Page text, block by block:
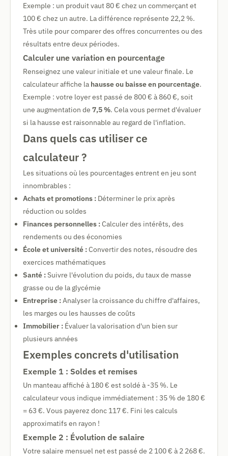
Exemple : un produit vaut 80 € chez un commerçant et
100 € chez un autre. La différence représente 22,2 %.
Très utile pour comparer des offres concurrentes ou des
résultats entre deux périodes.
Calculer une variation en pourcentage
Renseignez une valeur initiale et une valeur finale. Le
calculateur affiche la hausse ou baisse en pourcentage.
Exemple : votre loyer est passé de 800 € à 860 €, soit
une augmentation de 7,5 %. Cela vous permet d'évaluer
si la hausse est raisonnable au regard de l'inflation.
Dans quels cas utiliser ce
calculateur ?
Les situations où les pourcentages entrent en jeu sont
innombrables :
Achats et promotions : Déterminer le prix après
réduction ou soldes
Finances personnelles :Calculer des intérêts, des
rendements ou des économies
École et université :Convertir des notes, résoudre des
exercices mathématiques
Santé :Suivre l'évolution du poids, du taux de masse
grasse ou de la glycémie
Entreprise :Analyser la croissance du chiffre d'affaires,
les marges ou les hausses de coûts
Immobilier : Évaluer la valorisation d'un bien sur
plusieurs années
Exemples concrets d'utilisation
Exemple 1 : Soldes et remises
Un manteau affiché à 180 € est soldé à -35 %. Le
calculateur vous indique immédiatement : 35 % de 180 €
= 63 €. Vous payerez donc 117 €. Fini les calculs
approximatifs en rayon !
Exemple 2 : Évolution de salaire
Votre salaire mensuel net est passé de 2 100 € à 2 268 €.